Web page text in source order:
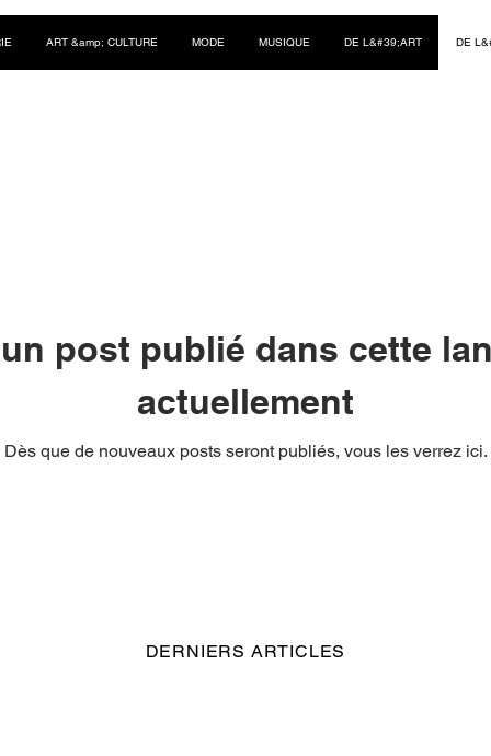
ART &amp; CULTURE MODE MUSIQUE DE L&#39;ART DE
post publié dans cette
actuellement
Dès que de nouveaux posts seront publiés, vous les verrez ici.
DERNIERS ARTICLES